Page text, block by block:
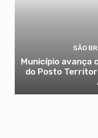
SÃO
Município avança
do Posto